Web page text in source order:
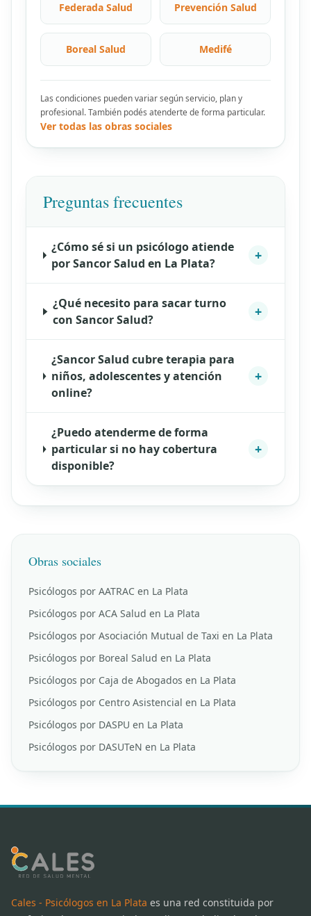
Federada Salud Prevención Salud
Boreal Salud Medifé
Las condiciones pueden variar según servicio, plan y
profesional. También podés atenderte de forma particular.
Ver todas las obras sociales
Preguntas frecuentes
¿Cómo sé si un psicólogo atiende
por Sancor Salud en La Plata?
+
¿Qué necesito para sacar turno
con Sancor Salud?
+
¿Sancor Salud cubre terapia para
niños, adolescentes y atención
online?
+
¿Puedo atenderme de forma
particular si no hay cobertura
disponible?
+
Obras sociales
Psicólogos por AATRAC en La Plata
Psicólogos por ACA Salud en La Plata
Psicólogos por Asociación Mutual de Taxi en La Plata
Psicólogos por Boreal Salud en La Plata
Psicólogos por Caja de Abogados en La Plata
Psicólogos por Centro Asistencial en La Plata
Psicólogos por DASPU en La Plata
Psicólogos por DASUTeN en La Plata
Cales - Psicólogos en La Plata es una red constituida por